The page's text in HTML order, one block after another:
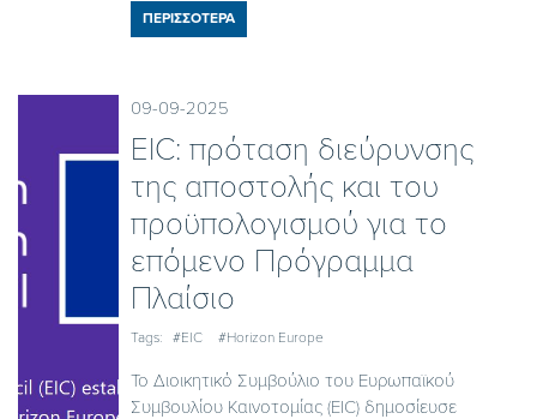
ΠΕΡΙΣΣΟΤΕΡΑ
09-09-2025
EIC: πρόταση διεύρυνσης
της αποστολής και του
προϋπολογισμού για το
επόμενο Πρόγραμμα
Πλαίσιο
Tags: #EIC #Horizon Europe
Το Διοικητικό Συμβούλιο του Ευρωπαϊκού
Συμβουλίου Καινοτομίας (EIC) δημοσίευσε